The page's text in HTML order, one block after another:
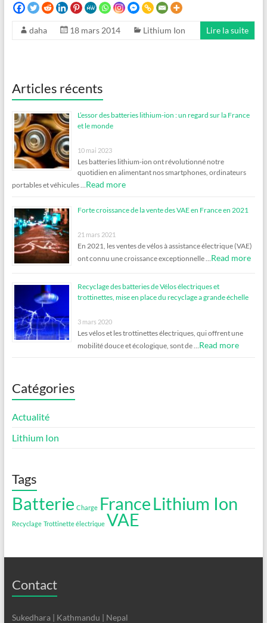
daha 18 mars 2014 Lithium Ion Lire la suite
Articles récents
L’essor des batteries lithium-ion : un regard sur la France
et le monde
10 mai 2023
Les batteries lithium-ion ont révolutionné notre
quotidien en alimentant nos smartphones, ordinateurs
portables et véhicules … Read more
Forte croissance de la vente des VAE en France en 2021
21 mars 2021
En 2021, les ventes de vélos à assistance électrique (VAE)
ont connu une croissance exceptionnelle … Read more
Recyclage des batteries de Vélos électriques et
trottinettes, mise en place du recyclage a grande échelle
3 mars 2020
Les vélos et les trottinettes électriques, qui offrent une
mobilité douce et écologique, sont de … Read more
Catégories
Actualité
Lithium Ion
Tags
Batterie Charge FranceLithium Ion
Recyclage Trottinette électrique VAE
Contact
Sukedhara | Kathmandu | Nepal